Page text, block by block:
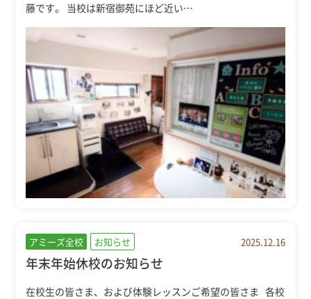
藤です。 当校は新宿御苑にほど近い…
アミーズ全校 お知らせ 2025.12.16
年末年始休校のお知らせ
在校生の皆さま、および体験レッスンご希望の皆さま 各校